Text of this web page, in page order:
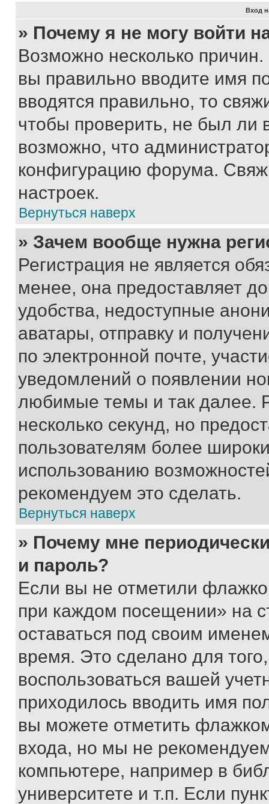
Вход
» Почему я не могу войти
Возможно несколько
вы правильно вводите имя
вводятся правильно, то
чтобы проверить, не был ли
возможно, что
конфигурацию форума.
настроек.
Вернуться наверх
» Зачем вообще нужна
Регистрация не является
менее, она предоставляет
удобства, недоступные
аватары, отправку и
по электронной почте,
уведомлений о появлении
любимые темы и так далее.
несколько секунд, но
пользователям более
использованию
рекомендуем это сделать.
Вернуться наверх
» Почему мне
и пароль?
Если вы не отметили
при каждом посещении» на
оставаться под своим
время. Это сделано для
воспользоваться вашей
приходилось вводить имя
вы можете отметить
входа, но мы не
компьютере, например в
университете и т.п. Если